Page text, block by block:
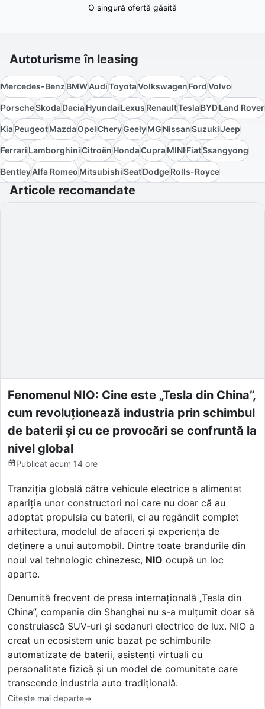
O singură ofertă găsită
Autoturisme în leasing
Mercedes-BenzBMWAudiToyotaVolkswagenFordVolvo
PorscheSkodaDaciaHyundaiLexusRenaultTeslaBYDLand Rover
KiaPeugeotMazdaOpelCheryGeelyMGNissanSuzukiJeep
FerrariLamborghiniCitroënHondaCupraMINIFiatSsangyong
BentleyAlfa RomeoMitsubishiSeatDodgeRolls-Royce
Articole recomandate
Fenomenul NIO: Cine este „Tesla din China”,
cum revoluționează industria prin schimbul
de baterii și cu ce provocări se confruntă la
nivel global
Publicat acum 14 ore
Tranziția globală către vehicule electrice a alimentat
apariția unor constructori noi care nu doar că au
adoptat propulsia cu baterii, ci au regândit complet
arhitectura, modelul de afaceri și experiența de
deținere a unui automobil. Dintre toate brandurile din
noul val tehnologic chinezesc, NIO ocupă un loc
aparte.
Denumită frecvent de presa internațională „Tesla din
China”, compania din Shanghai nu s-a mulțumit doar să
construiască SUV-uri și sedanuri electrice de lux. NIO a
creat un ecosistem unic bazat pe schimburile
automatizate de baterii, asistenți virtuali cu
personalitate fizică și un model de comunitate care
transcende industria auto tradițională.
Citește mai departe